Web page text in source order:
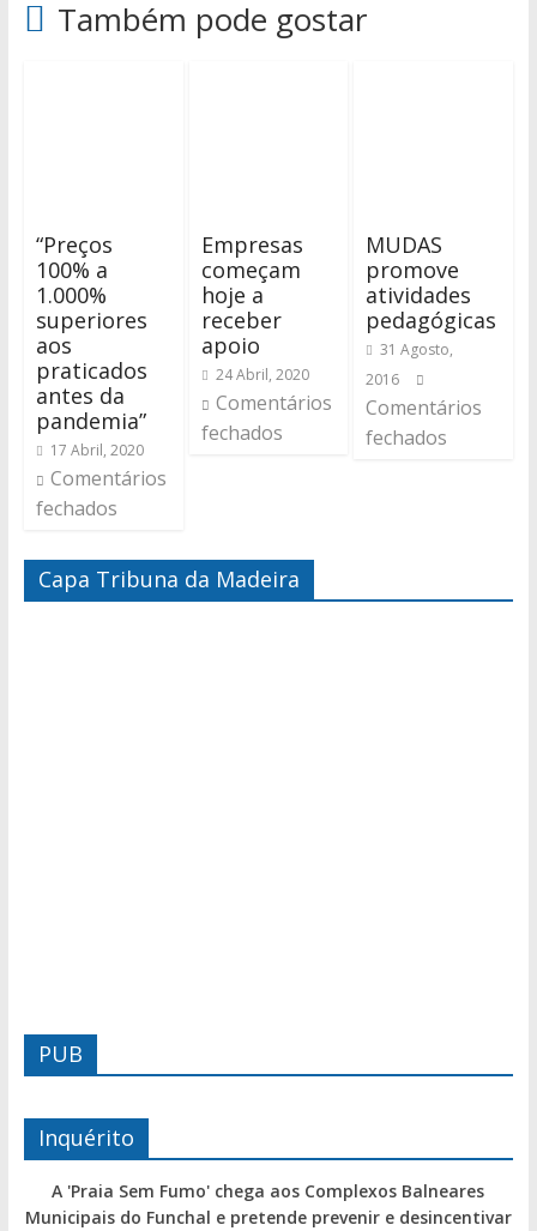
Também pode gostar
“Preços
100% a
1.000%
superiores
aos
praticados
antes da
pandemia”
17 Abril, 2020
Comentários
fechados
Empresas
começam
hoje a
receber
apoio
24 Abril, 2020
Comentários
fechados
MUDAS
promove
atividades
pedagógicas
31 Agosto,
2016
Comentários
fechados
Capa Tribuna da Madeira
PUB
Inquérito
A 'Praia Sem Fumo' chega aos Complexos Balneares
Municipais do Funchal e pretende prevenir e desincentivar